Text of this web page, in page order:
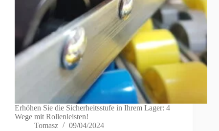
Erhöhen Sie die Sicherheitsstufe in Ihrem Lager: 4
Wege mit Rollenleisten!
Tomasz
09/04/2024